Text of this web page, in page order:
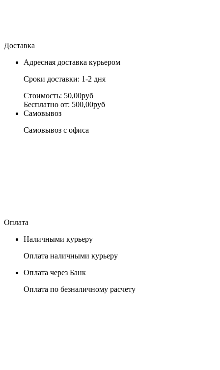
Доставка
Адресная доставка курьером
Сроки доставки: 1-2 дня
Стоимость: 50,00руб
Бесплатно от: 500,00руб
Самовывоз
Самовывоз с офиса
Оплата
Наличными курьеру
Оплата наличными курьеру
Оплата через Банк
Оплата по безналичному расчету